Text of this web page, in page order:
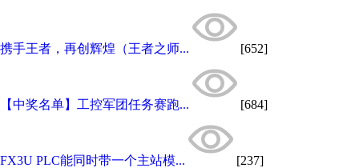
携手王者，再创辉煌（王者之师... [652]
【中奖名单】工控军团任务赛跑... [684]
FX3U PLC能同时带一个主站模... [237]